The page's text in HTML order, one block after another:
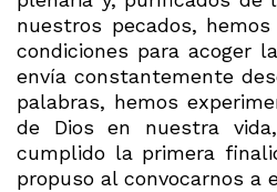
nuestros pecados,
condiciones para acoger
envía constantemente
palabras, hemos
de Dios en nuestra
cumplido la primera
propuso al convocarnos a